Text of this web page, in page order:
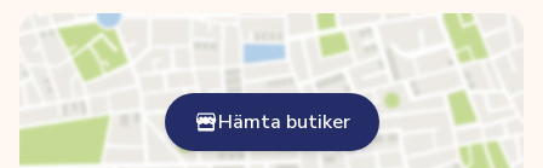
Hämta butiker